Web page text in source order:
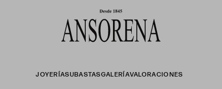
JOYERÍASUBASTASGALERÍAVALORACIONES